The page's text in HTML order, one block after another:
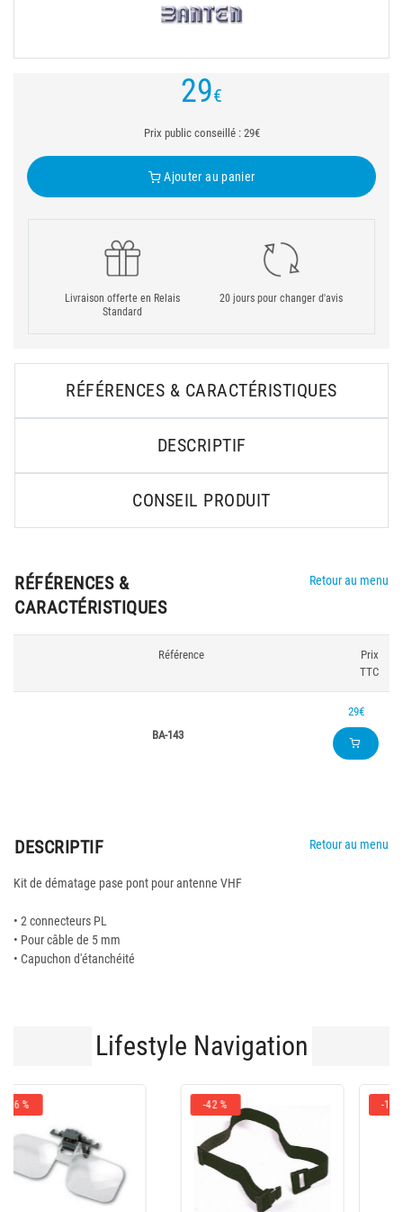
29€
Prix public conseillé : 29€
Ajouter au panier
Livraison offerte en Relais
Standard
20 jours pour changer d'avis
RÉFÉRENCES & CARACTÉRISTIQUES
DESCRIPTIF
CONSEIL PRODUIT
RÉFÉRENCES &
CARACTÉRISTIQUES
Retour au menu
Référence
Prix
TTC
BA-143
29€
DESCRIPTIF Retour au menu
Kit de dématage pase pont pour antenne VHF
• 2 connecteurs PL
• Pour câble de 5 mm
• Capuchon d'étanchéité
Lifestyle Navigation